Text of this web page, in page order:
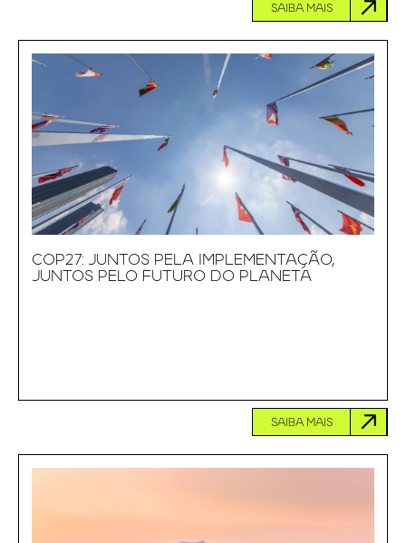
SAIBA MAIS
COP27: JUNTOS PELA IMPLEMENTAÇÃO,
JUNTOS PELO FUTURO DO PLANETA
SAIBA MAIS